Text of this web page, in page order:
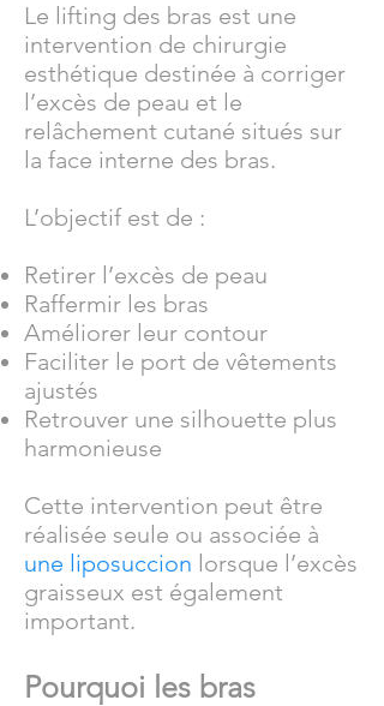
Le lifting des bras est une
intervention de chirurgie
esthétique destinée à corriger
l’excès de peau et le
relâchement cutané situés sur
la face interne des bras.
L’objectif est de :
Retirer l’excès de peau
Raffermir les bras
Améliorer leur contour
Faciliter le port de vêtements
ajustés
Retrouver une silhouette plus
harmonieuse
Cette intervention peut être
réalisée seule ou associée à
une liposuccion lorsque l’excès
graisseux est également
important.
Pourquoi les bras